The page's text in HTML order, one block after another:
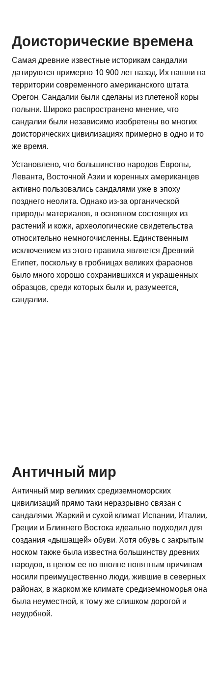
Доисторические времена
Самая древние известные историкам сандалии
датируются примерно 10 900 лет назад. Их нашли на
территории современного американского штата
Орегон. Сандалии были сделаны из плетеной коры
полыни. Широко распространено мнение, что
сандалии были независимо изобретены во многих
доисторических цивилизациях примерно в одно и то
же время.
Установлено, что большинство народов Европы,
Леванта, Восточной Азии и коренных американцев
активно пользовались сандалями уже в эпоху
позднего неолита. Однако из-за органической
природы материалов, в основном состоящих из
растений и кожи, археологические свидетельства
относительно немногочисленны. Единственным
исключением из этого правила является Древний
Египет, поскольку в гробницах великих фараонов
было много хорошо сохранившихся и украшенных
образцов, среди которых были и, разумеется,
сандалии.
Античный мир
Античный мир великих средиземноморских
цивилизаций прямо таки неразрывно связан с
сандалями. Жаркий и сухой климат Испании, Италии,
Греции и Ближнего Востока идеально подходил для
создания «дышащей» обуви. Хотя обувь с закрытым
носком также была известна большинству древних
народов, в целом ее по вполне понятным причинам
носили преимущественно люди, жившие в северных
районах, в жарком же климате средиземноморья она
была неуместной, к тому же слишком дорогой и
неудобной.